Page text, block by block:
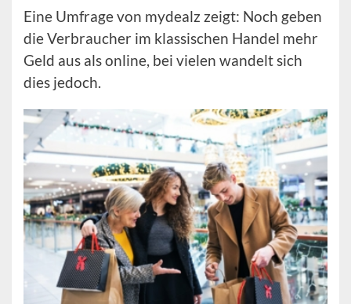
Eine Umfrage von mydealz zeigt: Noch geben
die Verbraucher im klassischen Handel mehr
Geld aus als online, bei vielen wandelt sich
dies jedoch.